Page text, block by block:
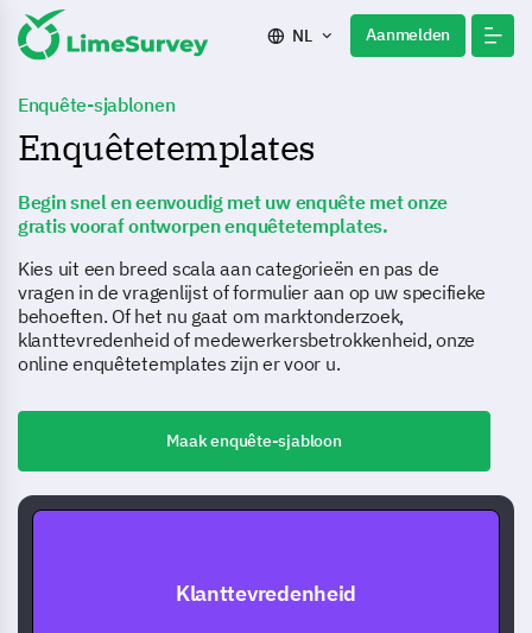
NL Aanmelden
Enquête-sjablonen
Enquêtetemplates
Begin snel en eenvoudig met uw enquête met onze
gratis vooraf ontworpen enquêtetemplates.
Kies uit een breed scala aan categorieën en pas de
vragen in de vragenlijst of formulier aan op uw specifieke
behoeften. Of het nu gaat om marktonderzoek,
klanttevredenheid of medewerkersbetrokkenheid, onze
online enquêtetemplates zijn er voor u.
Maak enquête-sjabloon
Klanttevredenheid